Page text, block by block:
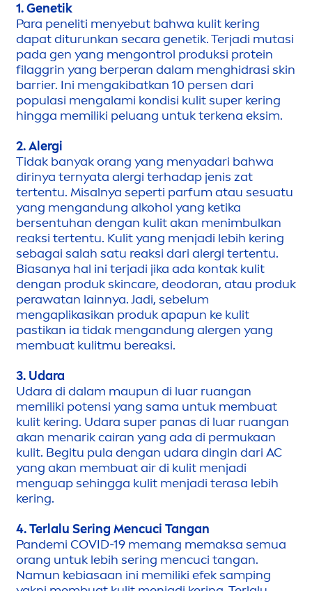
1.Genetik
Para peneliti menyebut bahwa kulit kering
dapat diturunkan secara genetik. Terjadi mutasi
pada gen yang mengontrol produksi protein
filaggrin yang berperan dalam menghidrasi skin
barrier. Ini mengakibatkan 10 persen dari
populasi mengalami kondisi kulit super kering
hingga memiliki peluang untuk terkena eksim.
2.Alergi
Tidak banyak orang yang menyadari bahwa
dirinya ternyata alergi terhadap jenis zat
tertentu. Misalnya seperti parfum atau sesuatu
yang mengandung alkohol yang ketika
bersentuhan dengan kulit akan menimbulkan
reaksi tertentu. Kulit yang menjadi lebih kering
sebagai salah satu reaksi dari alergi tertentu.
Biasanya hal ini terjadi jika ada kontak kulit
dengan produkskincare, deodoran, atau produk
perawatan lainnya. Jadi, sebelum
mengaplikasikan produk apapun ke kulit
pastikan ia tidak mengandung alergen yang
membuat kulitmu bereaksi.
3. Udara
Udara di dalam maupun di luar ruangan
memiliki potensi yang sama untuk membuat
kulit kering. Udara super panas di luar ruangan
akan menarik cairan yang ada di permukaan
kulit. Begitu pula dengan udara dingin dari AC
yang akan membuat air di kulit menjadi
menguap sehingga kulit menjadi terasa lebih
kering.
4.Terlalu Sering Mencuci Tangan
Pandemi COVID-19 memang memaksa semua
orang untuk lebih sering mencuci tangan.
Namun kebiasaan ini memiliki efek samping